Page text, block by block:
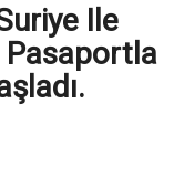
Ile
Pasaportla